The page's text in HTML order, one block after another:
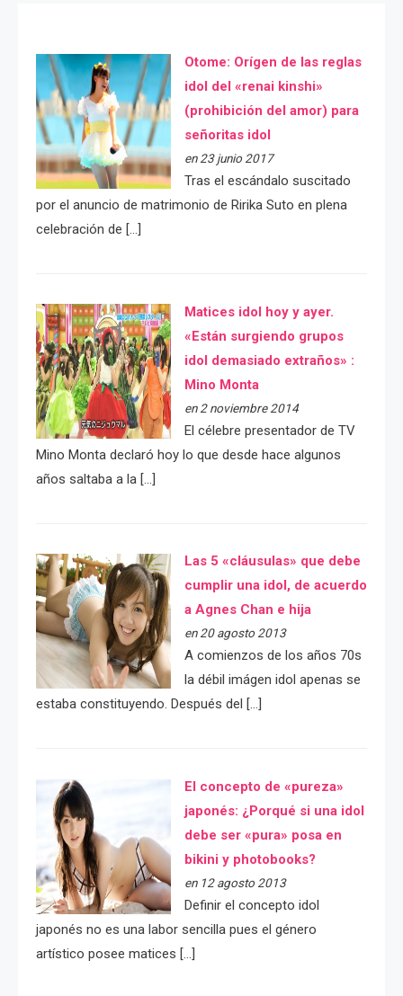
Otome: Orígen de las reglas
idol del «renai kinshi»
(prohibición del amor) para
señoritas idol
en 23 junio 2017
Tras el escándalo suscitado
por el anuncio de matrimonio de Ririka Suto en plena
celebración de […]
Matices idol hoy y ayer.
«Están surgiendo grupos
idol demasiado extraños» :
Mino Monta
en 2 noviembre 2014
El célebre presentador de TV
Mino Monta declaró hoy lo que desde hace algunos
años saltaba a la […]
Las 5 «cláusulas» que debe
cumplir una idol, de acuerdo
a Agnes Chan e hija
en 20 agosto 2013
A comienzos de los años 70s
la débil imágen idol apenas se
estaba constituyendo. Después del […]
El concepto de «pureza»
japonés: ¿Porqué si una idol
debe ser «pura» posa en
bikini y photobooks?
en 12 agosto 2013
Definir el concepto idol
japonés no es una labor sencilla pues el género
artístico posee matices […]